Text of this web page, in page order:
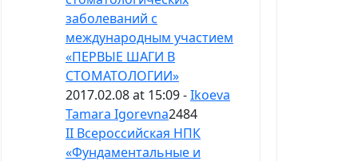
заболеваний с
международным участием
«ПЕРВЫЕ ШАГИ В
СТОМАТОЛОГИИ»
2017.02.08 at 15:09 -Ikoeva
Tamara Igorevna2484
II Всероссийская НПК
«Фундаментальные и